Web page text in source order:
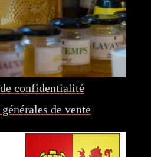
confidentialité
de vente